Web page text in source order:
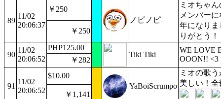
89
11/02
20:06:37
￥250
ノピノピ
ミオちゃ
メンバー
年になり
りがとう！
￥250
90
11/02
20:06:52
PHP125.00
Tiki Tiki
WE LOVE
OOON!! <3
￥282
91
11/02
20:06:52
$10.00
YaBoiScrumpo
ミオの歌
美しい！
￥1,141